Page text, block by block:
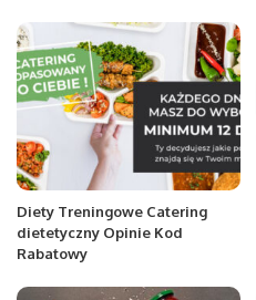
Diety Treningowe Catering
dietetyczny Opinie Kod
Rabatowy